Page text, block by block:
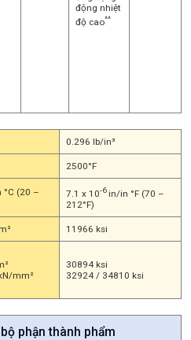
động nhiệt
độ cao^^
0.296 lb/in³
2500°F
(20 –
7.1 x 10-6in/in °F (70 –
212°F)
11966 ksi
mm²
30894 ksi
32924 / 34810 ksi
phận thành phẩm